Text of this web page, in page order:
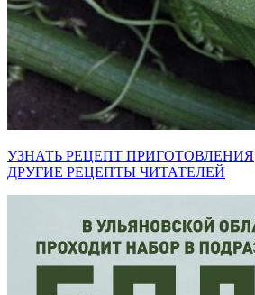
УЗНАТЬ РЕЦЕПТ ПРИГОТОВЛЕНИЯ
ДРУГИЕ РЕЦЕПТЫ ЧИТАТЕЛЕЙ